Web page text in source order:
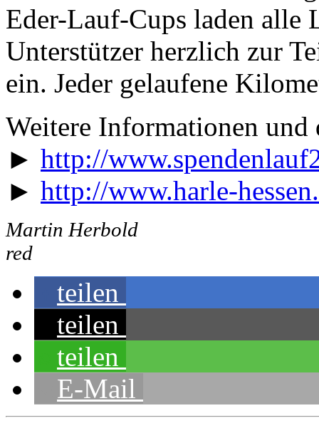
Eder-Lauf-Cups laden alle
Unterstützer herzlich zur
ein. Jeder gelaufene
Weitere Informationen
► http://
► http://www.harle-
Martin Herbold
red
teilen
teilen
teilen
E-Mail